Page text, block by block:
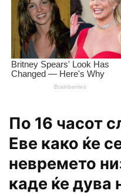
По 16 часот
Еве како ќе
невремето
каде ќе дува